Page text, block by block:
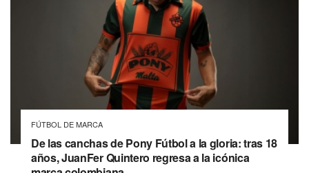
FÚTBOL DE MARCA
De las canchas de Pony Fútbol a la gloria: tras 18
años, JuanFer Quintero regresa a la icónica